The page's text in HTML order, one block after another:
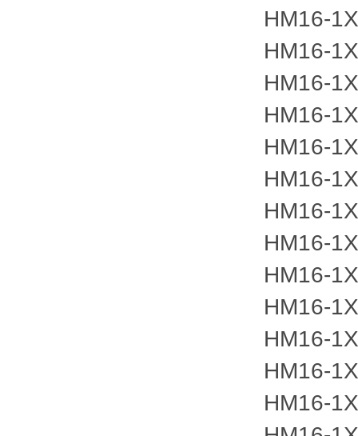
HM16-
HM16-
HM16-
HM16-
HM16-
HM16-
HM16-
HM16-
HM16-
HM16-
HM16-
HM16-
HM16-